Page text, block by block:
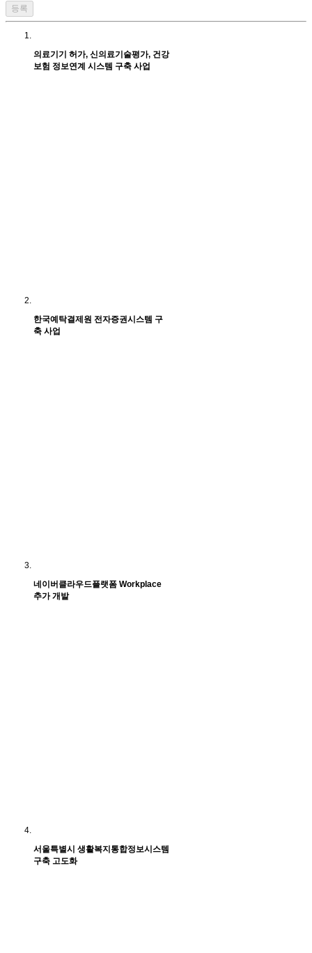
의료기기 허가, 신의료기술평가, 건강
보험 정보연계 시스템 구축 사업
한국예탁결제원 전자증권시스템 구
축 사업
네이버클라우드플랫폼 Workplace
추가 개발
서울특별시 생활복지통합정보시스템
구축 고도화